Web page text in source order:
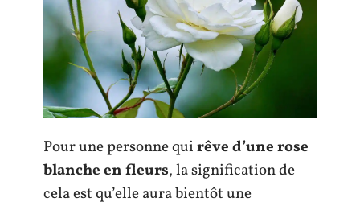
Pour une personne quirêve d’une rose
blanche en fleurs, la signification de
cela est qu’elle aura bientôt une